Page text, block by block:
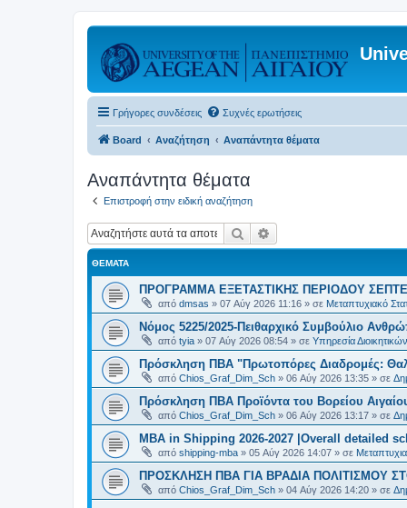
Γρήγορες συνδέσεις Συχνές ερωτήσεις
Board Αναζήτηση Αναπάντητα θέματα
Αναπάντητα θέματα
Επιστροφή στην ειδική αναζήτηση
Αναζήτηση
ΘΈΜΑΤΑ
ΠΡΟΓΡΑΜΜΑ ΕΞΕΤΑΣΤΙΚΗΣ ΠΕΡΙΟΔΟΥ
από dmsas » 07 Αύγ 2026 11:16 » σε Μεταπτυχιακό
Νόμος 5225/2025-Πειθαρχικό Συμβούλιο
από tyia » 07 Αύγ 2026 08:54 » σε Υπηρεσία
Πρόσκληση ΠΒΑ "Πρωτοπόρες Διαδρομές:
από Chios_Graf_Dim_Sch » 06 Αύγ 2026 13:35 » σε
Πρόσκληση ΠΒΑ Προϊόντα του Βορείου
από Chios_Graf_Dim_Sch » 06 Αύγ 2026 13:17 » σε
MBA in Shipping 2026-2027 |Overall detailed
από shipping-mba » 05 Αύγ 2026 14:07 » σε
ΠΡΟΣΚΛΗΣΗ ΠΒΑ ΓΙΑ ΒΡΑΔΙΑ ΠΟΛΙΤΙΣΜΟΥ
από Chios_Graf_Dim_Sch » 04 Αύγ 2026 14:20 » σε